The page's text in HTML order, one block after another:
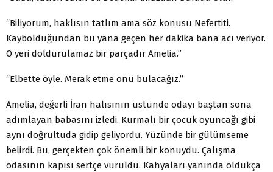
“Biliyorum, haklısın tatlım ama söz konusu Nefertiti.
Kaybolduğundan bu yana geçen her dakika bana acı veriyor.
O yeri doldurulamaz bir parçadır Amelia.”
“Elbette öyle. Merak etme onu bulacağız.”
Amelia, değerli İran halısının üstünde odayı baştan sona
adımlayan babasını izledi. Kurmalı bir çocuk oyuncağı gibi
aynı doğrultuda gidip geliyordu. Yüzünde bir gülümseme
belirdi. Bu, gerçekten çok önemli bir konuydu. Çalışma
odasının kapısı sertçe vuruldu. Kahyaları yanında oldukça